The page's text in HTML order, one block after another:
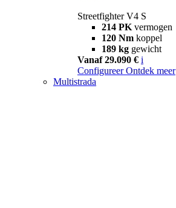
Streetfighter V4 S
214 PK vermogen
120 Nm koppel
189 kg gewicht
Vanaf 29.090 € i
Configureer Ontdek meer
Multistrada